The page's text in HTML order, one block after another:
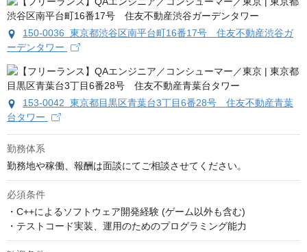
150-0036 東京都渋谷区南平台町16番17号 住友不動産渋谷ガ
ーデンタワー
153-0042 東京都目黒区青葉台3丁目6番28号 住友不動産青葉
台タワー
勤務体系
勤務地や稼働、報酬は面談にてご相談させてください。
必須条件
・C++によるソフトウェア開発経験 (ゲーム以外も含む)
・テストコード実装、運用のためのプログラミング能力